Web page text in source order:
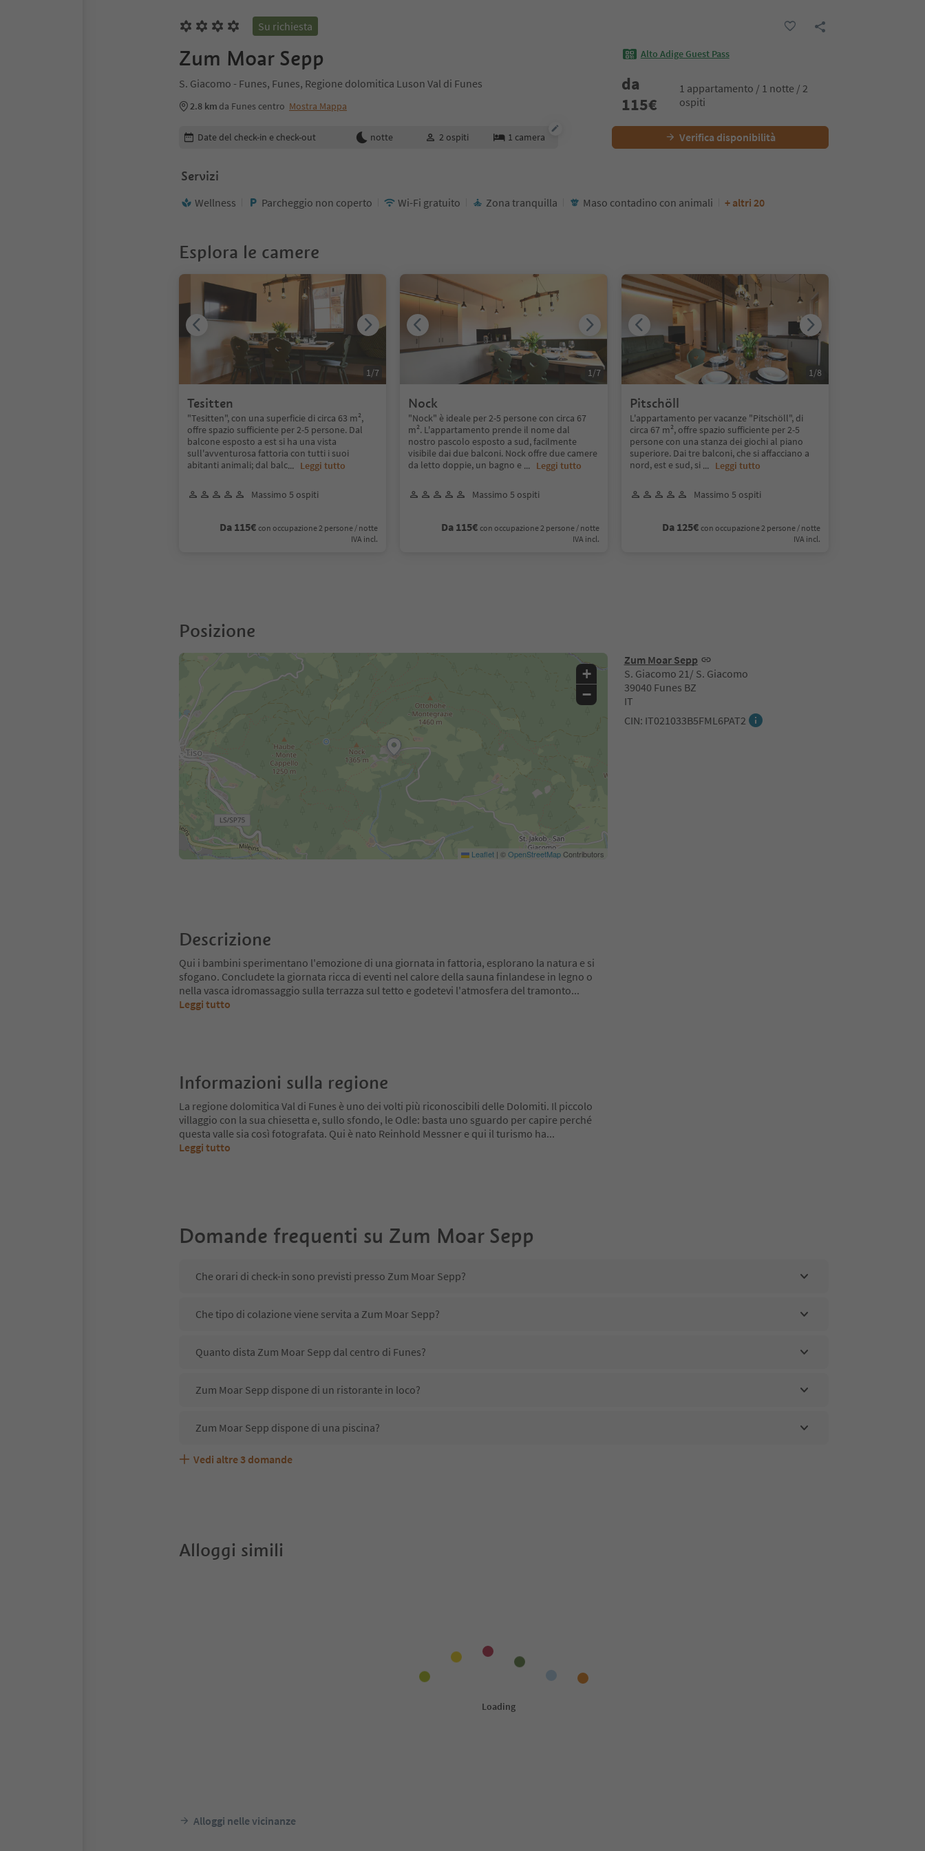
Su richiesta
Zum Moar Sepp
S. Giacomo - Funes, Funes, Regione dolomitica Luson Val di Funes
2.8 km da Funes centro Mostra Mappa
Alto Adige Guest Pass
da
115€
1 appartamento / 1 notte / 2
ospiti
Modifica i dettagli della prenotazione
Date del check-in e check-out notte 2 ospiti 1 camera Verifica disponibilità
Servizi
Wellness Parcheggio non coperto Wi-Fi gratuito Zona tranquilla Maso contadino con animali + altri 20
Esplora le camere
Tesitten
"Tesitten", con una superficie di circa 63 m²,
offre spazio sufficiente per 2-5 persone. Dal
balcone esposto a est si ha una vista
sull'avventurosa fattoria con tutti i suoi
abitanti animali; dal balc... Leggi tutto
Massimo 5 ospiti
Da 115€ con occupazione 2 persone / notte
IVA incl.
1 /7
Nock
"Nock" è ideale per 2-5 persone con circa 67
m². L'appartamento prende il nome dal
nostro pascolo esposto a sud, facilmente
visibile dai due balconi. Nock offre due camere
da letto doppie, un bagno e ... Leggi tutto
Massimo 5 ospiti
Da 115€ con occupazione 2 persone / notte
IVA incl.
1 /7
Pitschöll
L'appartamento per vacanze "Pitschöll", di
circa 67 m², offre spazio sufficiente per 2-5
persone con una stanza dei giochi al piano
superiore. Dai tre balconi, che si affacciano a
nord, est e sud, si ... Leggi tutto
Massimo 5 ospiti
Da 125€ con occupazione 2 persone / notte
IVA incl.
1 /8
Posizione
Zum Moar Sepp
S. Giacomo 21/ S. Giacomo
39040 Funes BZ
IT
CIN: IT021033B5FML6PAT2
+
−
Leaflet | ©OpenStreetMapContributors
Descrizione
Qui i bambini sperimentano l'emozione di una giornata in fattoria, esplorano la natura e si
sfogano. Concludete la giornata ricca di eventi nel calore della sauna finlandese in legno o
nella vasca idromassaggio sulla terrazza sul tetto e godetevi l'atmosfera del tramonto...
Leggi tutto
Informazioni sulla regione
La regione dolomitica Val di Funes è uno dei volti più riconoscibili delle Dolomiti. Il piccolo
villaggio con la sua chiesetta e, sullo sfondo, le Odle: basta uno sguardo per capire perché
questa valle sia così fotografata. Qui è nato Reinhold Messner e qui il turismo ha...
Leggi tutto
Domande frequenti su Zum Moar Sepp
Che orari di check-in sono previsti presso Zum Moar Sepp?
Che tipo di colazione viene servita a Zum Moar Sepp?
Quanto dista Zum Moar Sepp dal centro di Funes?
Zum Moar Sepp dispone di un ristorante in loco?
Zum Moar Sepp dispone di una piscina?
Zum Moar Sepp accetta animali domestici?
Quali servizi/attività sono disponibili presso Zum Moar Sepp?
Gli ospiti di Zum Moar Sepp ricevono l'Alto Adige Guest Pass?
Vedi altre 3 domande
Alloggi simili
Alloggi nelle vicinanze